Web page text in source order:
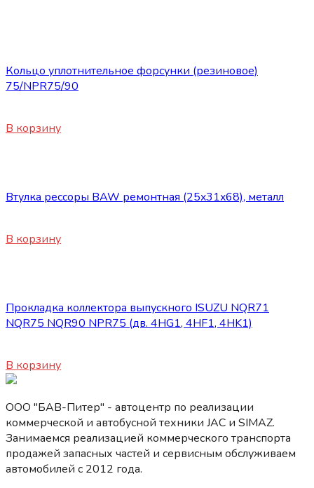
Кольцо уплотнительное форсунки (резиновое)
75/NPR75/90
В корзину
Втулка рессоры BAW ремонтная (25x31x68), металл
В корзину
Прокладка коллектора выпускного ISUZU NQR71
NQR75 NQR90 NPR75 (дв. 4HG1, 4HF1, 4HK1)
В корзину
ООО "БАВ-Питер" - автоцентр по реализации
коммерческой и автобусной техники JAC и SIMAZ.
Занимаемся реализацией коммерческого транспорта
продажей запасных частей и сервисным обслуживаем
автомобилей c 2012 года.